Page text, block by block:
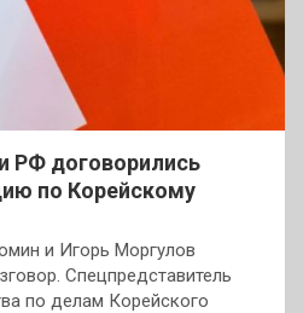
РФ договорились
по Корейскому
и Игорь Моргулов
Спецпредставитель
по делам Корейского